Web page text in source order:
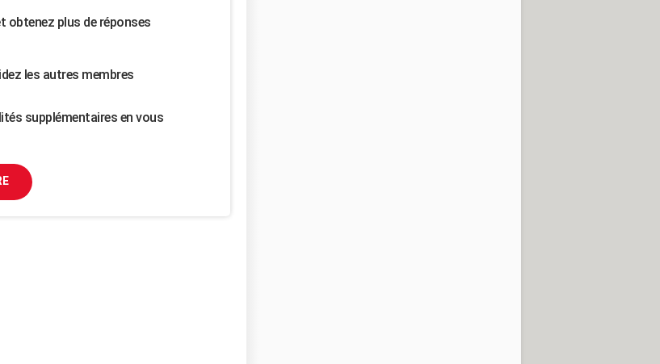
obtenez plus de réponses
les autres membres
supplémentaires en vous